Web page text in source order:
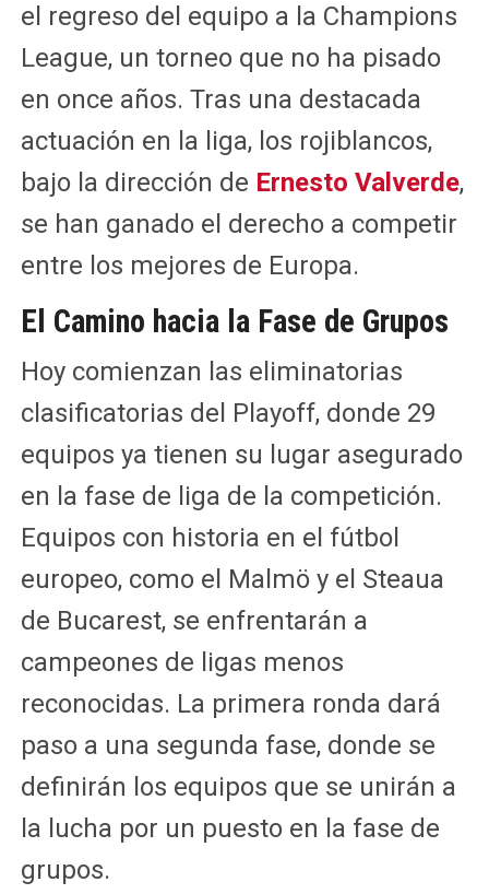
el regreso del equipo a la Champions
League, un torneo que no ha pisado
en once años. Tras una destacada
actuación en la liga, los rojiblancos,
bajo la dirección de Ernesto Valverde,
se han ganado el derecho a competir
entre los mejores de Europa.
El Camino hacia la Fase de Grupos
Hoy comienzan las eliminatorias
clasificatorias del Playoff, donde 29
equipos ya tienen su lugar asegurado
en la fase de liga de la competición.
Equipos con historia en el fútbol
europeo, como el Malmö y el Steaua
de Bucarest, se enfrentarán a
campeones de ligas menos
reconocidas. La primera ronda dará
paso a una segunda fase, donde se
definirán los equipos que se unirán a
la lucha por un puesto en la fase de
grupos.